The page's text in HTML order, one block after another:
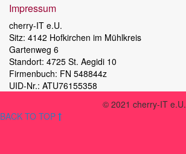
Impressum
cherry-IT e.U.
Sitz: 4142 Hofkirchen im Mühlkreis
Gartenweg 6
Standort: 4725 St. Aegidi 10
Firmenbuch: FN 548844z
UID-Nr.: ATU76155358
© 2021 cherry-IT
BACK TO TOP